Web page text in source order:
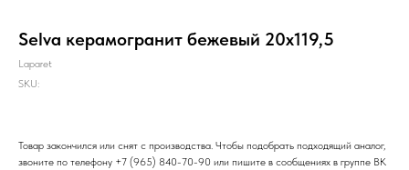
Selva керамогранит бежевый 20х119,5
Laparet
SKU:
Товар закончился или снят с производства. Чтобы подобрать подходящий аналог,
звоните по телефону +7 (965) 840-70-90 или пишите в сообщениях в группе ВК